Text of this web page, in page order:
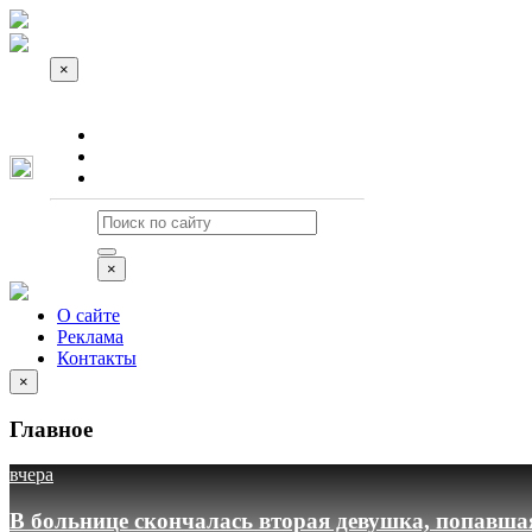
×
×
О сайте
Реклама
Контакты
×
Главное
вчера
В больнице скончалась вторая девушка,